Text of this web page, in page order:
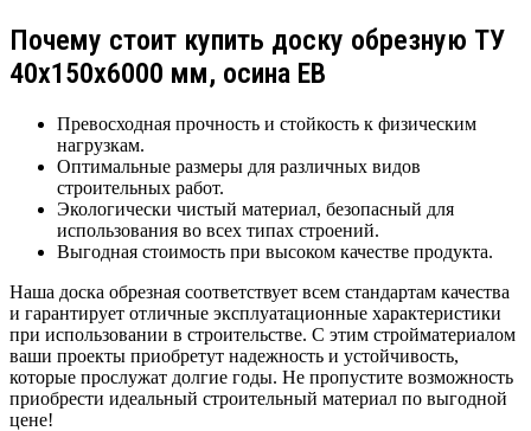
Почему стоит купить доску обрезную ТУ
40х150х6000 мм, осина ЕВ
Превосходная прочность и стойкость к физическим
нагрузкам.
Оптимальные размеры для различных видов
строительных работ.
Экологически чистый материал, безопасный для
использования во всех типах строений.
Выгодная стоимость при высоком качестве продукта.
Наша доска обрезная соответствует всем стандартам качества
и гарантирует отличные эксплуатационные характеристики
при использовании в строительстве. С этим стройматериалом
ваши проекты приобретут надежность и устойчивость,
которые прослужат долгие годы. Не пропустите возможность
приобрести идеальный строительный материал по выгодной
цене!